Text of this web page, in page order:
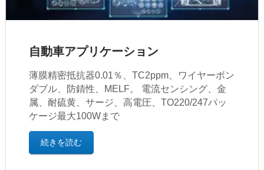
自動車アプリケーション
薄膜精密抵抗器0.01％、TC2ppm、ワイヤーボン
ダブル、防錆性、MELF。 電流センシング、金
属、耐硫黄、サージ、高電圧、TO220/247パッ
ケージ最大100Wまで
続きを読む